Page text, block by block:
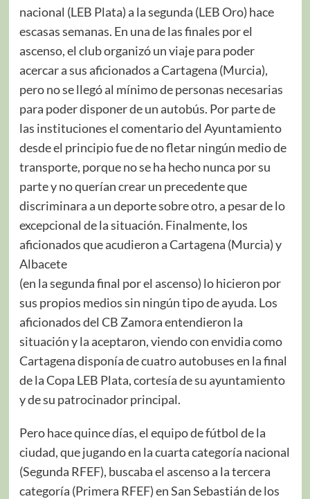
nacional (LEB Plata) a la segunda (LEB Oro) hace
escasas semanas. En una de las finales por el
ascenso, el club organizó un viaje para poder
acercar a sus aficionados a Cartagena (Murcia),
pero no se llegó al mínimo de personas necesarias
para poder disponer de un autobús. Por parte de
las instituciones el comentario del Ayuntamiento
desde el principio fue de no fletar ningún medio de
transporte, porque no se ha hecho nunca por su
parte y no querían crear un precedente que
discriminara a un deporte sobre otro, a pesar de lo
excepcional de la situación. Finalmente, los
aficionados que acudieron a Cartagena (Murcia) y
Albacete
(en la segunda final por el ascenso) lo hicieron por
sus propios medios sin ningún tipo de ayuda. Los
aficionados del CB Zamora entendieron la
situación y la aceptaron, viendo con envidia como
Cartagena disponía de cuatro autobuses en la final
de la Copa LEB Plata, cortesía de su ayuntamiento
y de su patrocinador principal.
Pero hace quince días, el equipo de fútbol de la
ciudad, que jugando en la cuarta categoría nacional
(Segunda RFEF), buscaba el ascenso a la tercera
categoría (Primera RFEF) en San Sebastián de los